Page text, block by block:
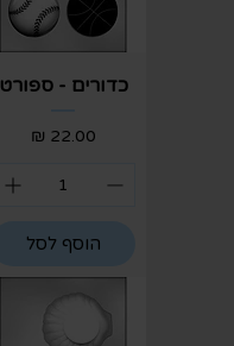
כדורים - ספורט
מחיר
הוסף לסל